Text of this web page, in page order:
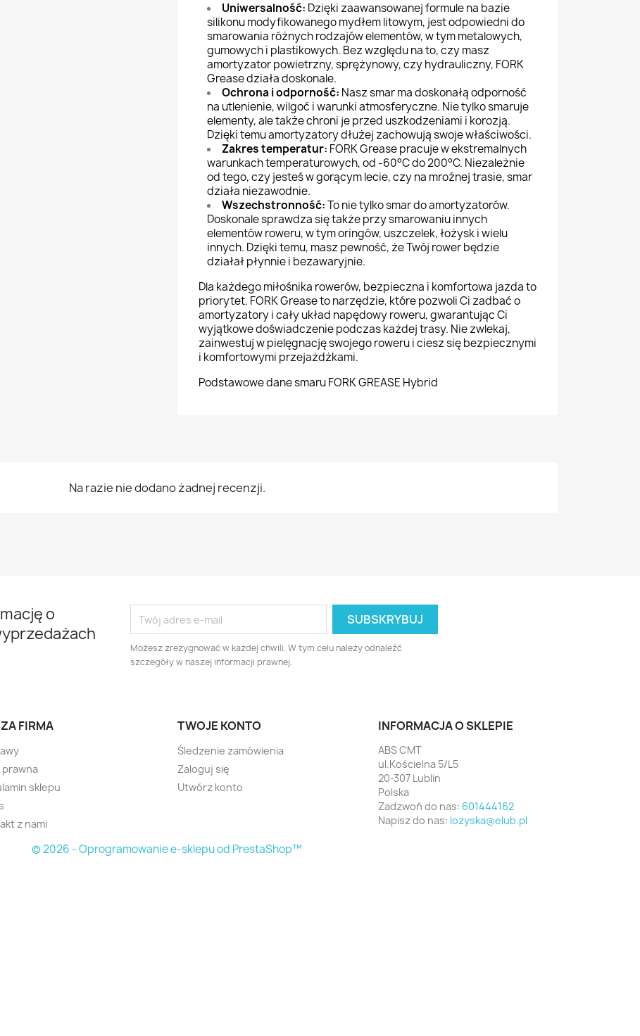
Uniwersalność: Dzięki zaawansowanej formule na bazie
silikonu modyfikowanego mydłem litowym, jest odpowiedni do
smarowania różnych rodzajów elementów, w tym metalowych,
gumowych i plastikowych. Bez względu na to, czy masz
amortyzator powietrzny, sprężynowy, czy hydrauliczny, FORK
Grease działa doskonale.
Ochrona i odporność: Nasz smar ma doskonałą odporność
na utlenienie, wilgoć i warunki atmosferyczne. Nie tylko smaruje
elementy, ale także chroni je przed uszkodzeniami i korozją.
Dzięki temu amortyzatory dłużej zachowują swoje właściwości.
Zakres temperatur: FORK Grease pracuje w ekstremalnych
warunkach temperaturowych, od -60°C do 200°C. Niezależnie
od tego, czy jesteś w gorącym lecie, czy na mroźnej trasie, smar
działa niezawodnie.
Wszechstronność:To nie tylko smar do amortyzatorów.
Doskonale sprawdza się także przy smarowaniu innych
elementów roweru, w tym oringów, uszczelek, łożysk i wielu
innych. Dzięki temu, masz pewność, że Twój rower będzie
działał płynnie i bezawaryjnie.
Dla każdego miłośnika rowerów, bezpieczna i komfortowa jazda to
priorytet. FORK Grease to narzędzie, które pozwoli Ci zadbać o
amortyzatory i cały układ napędowy roweru, gwarantując Ci
wyjątkowe doświadczenie podczas każdej trasy. Nie zwlekaj,
zainwestuj w pielęgnację swojego roweru i ciesz się bezpiecznymi
i komfortowymi przejażdżkami.
Podstawowe dane smaru FORK GREASE Hybrid
Na razie nie dodano żadnej recenzji.
o
Możesz zrezygnować w każdej chwili. W tym celu należy odnaleźć
szczegóły w naszej informacji prawnej.
FIRMA
prawna
sklepu
z nami
TWOJE KONTO
Śledzenie zamówienia
Zaloguj się
Utwórz konto
INFORMACJA O SKLEPIE
ABS CMT
ul.Kościelna 5/L5
20-307 Lublin
Polska
Zadzwoń do nas: 601444162
Napisz do nas: lozyska@elub.pl
© 2026 - Oprogramowanie e-sklepu od PrestaShop™